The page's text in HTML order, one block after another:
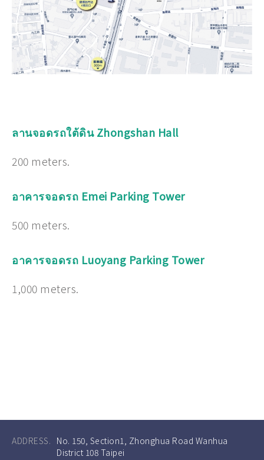
ลานจอดรถใต้ดิน Zhongshan Hall
200 meters.
อาคารจอดรถ Emei Parking Tower
500 meters.
อาคารจอดรถ Luoyang Parking Tower
1,000 meters.
ADDRESS. No. 150, Section1, Zhonghua Road Wanhua
District 108 Taipei